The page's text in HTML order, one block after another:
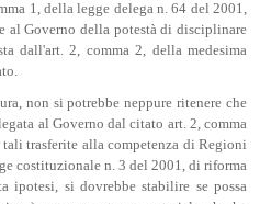
1, della legge delega n. 64 del 2001,
al Governo della potestà di disciplinare
dall'art. 2, comma 2, della medesima
non si potrebbe neppure ritenere che
al Governo dal citato art. 2, comma
trasferite alla competenza di Regioni
costituzionale n. 3 del 2001, di riforma
ipotesi, si dovrebbe stabilire se possa